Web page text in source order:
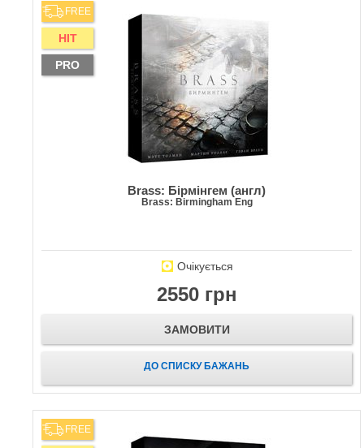
FREE
HIT
PRO
Brass: Бірмінгем (англ)
Brass: Birmingham Eng
Очікується
2550 грн
ЗАМОВИТИ
ДО СПИСКУ БАЖАНЬ
FREE